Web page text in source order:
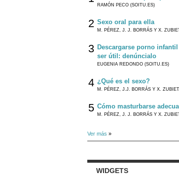
RAMÓN PECO (SOITU.ES)
2 Sexo oral para ella
M. PÉREZ, J. J. BORRÁS Y X.
3 Descargarse porno
ser útil: denúncialo
EUGENIA REDONDO (SOITU.ES)
4 ¿Qué es el sexo?
M. PÉREZ, J.J. BORRÁS Y X.
5 Cómo masturbarse
M. PÉREZ, J. J. BORRÁS Y X.
Ver más »
WIDGETS